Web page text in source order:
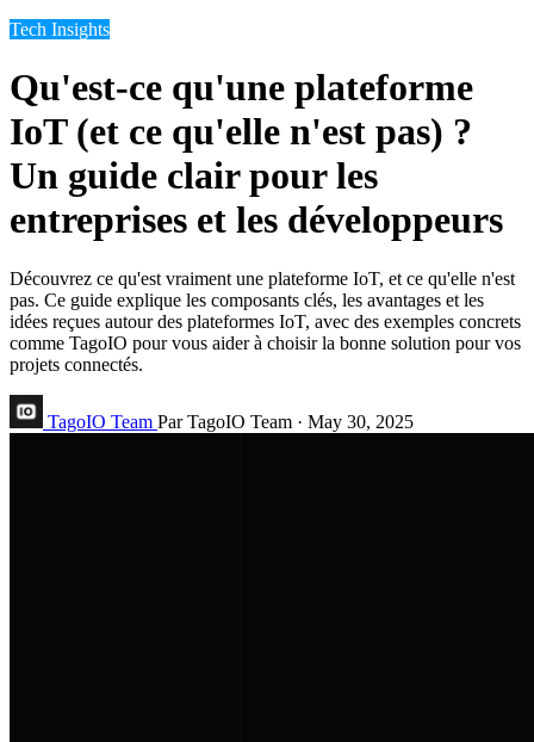
Tech Insights
Qu'est-ce qu'une plateforme
IoT (et ce qu'elle n'est pas) ?
Un guide clair pour les
entreprises et les développeurs
Découvrez ce qu'est vraiment une plateforme IoT, et ce qu'elle n'est
pas. Ce guide explique les composants clés, les avantages et les
idées reçues autour des plateformes IoT, avec des exemples concrets
comme TagoIO pour vous aider à choisir la bonne solution pour vos
projets connectés.
TagoIO Team Par TagoIO Team · May 30, 2025